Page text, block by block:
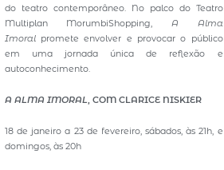
do teatro contemporâneo. No palco do Teatro
Multiplan MorumbiShopping, A Alma
Imoralpromete envolver e provocar o público
em uma jornada única de reflexão e
autoconhecimento.
A ALMA IMORAL, COM CLARICE NISKIER
18 de janeiro a 23 de fevereiro, sábados, às 21h, e
domingos, às 20h